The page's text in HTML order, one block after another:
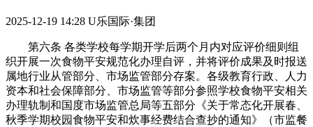
2025-12-19 14:28 U乐国际·集团
第六条 各类学校每学期开学后两个月内对应评价细则组
织开展一次食物平安规范化办理自评，并将评价成果及时报送
属地行业从管部分、市场监管部分存案。各级教育行政、人力
资本和社会保障部分、市场监管等部分参照学校食物平安相关
办理轨制和国度市场监管总局等五部分《关于常态化开展春、
秋季学期校园食物平安和炊事经费结合查抄的通知》（市监餐